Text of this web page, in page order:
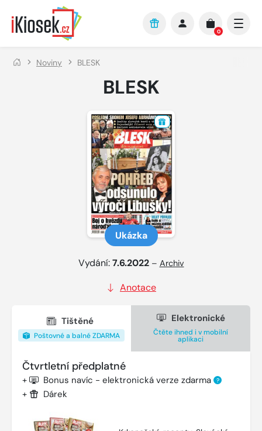
Přejít na hlavní obsah
0
Noviny BLESK
BLESK
Ukázka
Vydání:7.6.2022 – Archiv
Anotace
Tištěné
Poštovné a balné ZDARMA
Elektronické
Čtěte ihned i v mobilní
aplikaci
Čtvrtletní předplatné
+ Bonus navíc - elektronická verze zdarma ?
+ Dárek